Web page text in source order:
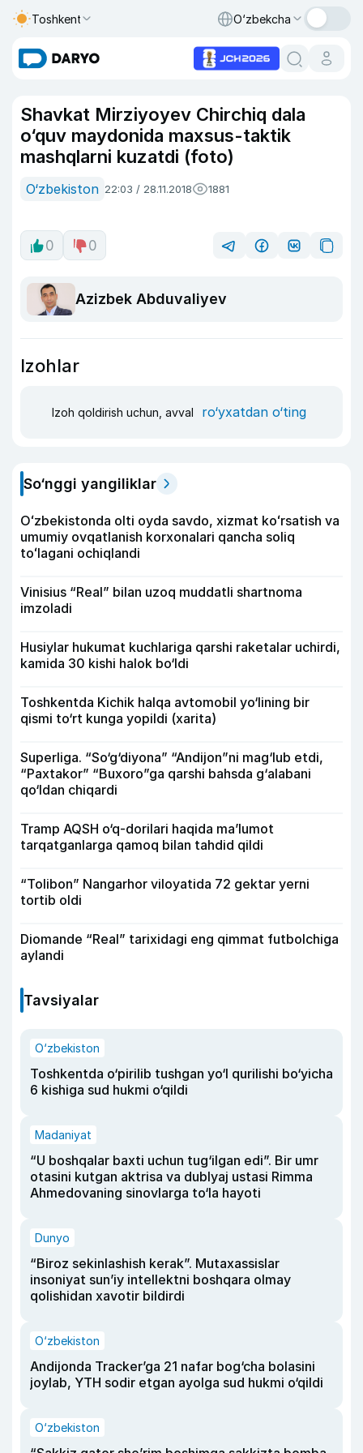
Toshkent O‘zbekcha
Shavkat Mirziyoyev Chirchiq dala
o‘quv maydonida maxsus-taktik
mashqlarni kuzatdi (foto)
O‘zbekiston 22:03 / 28.11.2018 1881
0 0
Azizbek Abduvaliyev
Izohlar
Izoh qoldirish uchun, avval ro‘yxatdan o‘ting
So‘nggi yangiliklar
Oʻzbekistonda olti oyda savdo, xizmat koʻrsatish va
umumiy ovqatlanish korxonalari qancha soliq
toʻlagani ochiqlandi
Vinisius “Real” bilan uzoq muddatli shartnoma
imzoladi
Husiylar hukumat kuchlariga qarshi raketalar uchirdi,
kamida 30 kishi halok bo‘ldi
Toshkentda Kichik halqa avtomobil yo‘lining bir
qismi to‘rt kunga yopildi (xarita)
Superliga. “So‘g‘diyona” “Andijon”ni mag‘lub etdi,
“Paxtakor” “Buxoro”ga qarshi bahsda g‘alabani
qo‘ldan chiqardi
Tramp AQSH o‘q-dorilari haqida ma’lumot
tarqatganlarga qamoq bilan tahdid qildi
“Tolibon” Nangarhor viloyatida 72 gektar yerni
tortib oldi
Diomande “Real” tarixidagi eng qimmat futbolchiga
aylandi
Tavsiyalar
O‘zbekiston
Toshkentda o‘pirilib tushgan yo‘l qurilishi bo‘yicha
6 kishiga sud hukmi o‘qildi
Madaniyat
“U boshqalar baxti uchun tug‘ilgan edi”. Bir umr
otasini kutgan aktrisa va dublyaj ustasi Rimma
Ahmedovaning sinovlarga to‘la hayoti
Dunyo
“Biroz sekinlashish kerak”. Mutaxassislar
insoniyat sun’iy intellektni boshqara olmay
qolishidan xavotir bildirdi
O‘zbekiston
Andijonda Tracker’ga 21 nafar bog‘cha bolasini
joylab, YTH sodir etgan ayolga sud hukmi o‘qildi
O‘zbekiston